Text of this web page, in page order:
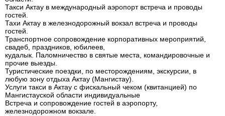
Такси Актау в международный аэропорт встреча и проводы
гостей.
Тахи Актау в железнодорожный вокзал встреча и проводы
гостей.
Транспортное сопровождение корпоративных мероприятий,
свадеб, праздников, юбилеев,
кудалык. Паломничество в святые места, командировочные и
прочие выезды.
Туристические поездки, по месторождениям, экскурсии, в
любую зону отдыха Актау (Мангистау).
Услуги такси в Актау с фискальный чеком (квитанцией) по
Мангистауской области индивидуальные
Встреча и сопровождение гостей в аэропорту,
железнодорожном вокзале.